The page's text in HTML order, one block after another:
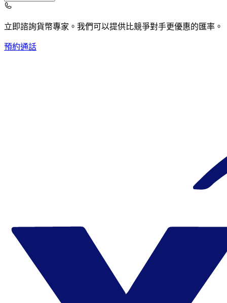
立即諮詢貨幣專家。 我們可以提供比競爭對手更優惠的匯率。
預約通話